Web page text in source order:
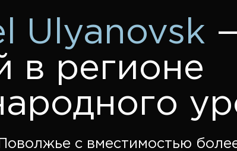
Ulyanovsk
в регионе
с вместимостью